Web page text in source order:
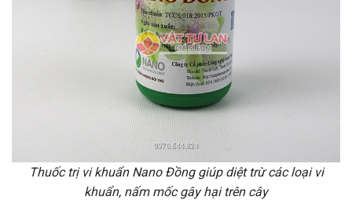
Thuốc trị vi khuẩn Nano Đồng giúp diệt trừ các loại vi
khuẩn, nấm mốc gây hại trên cây